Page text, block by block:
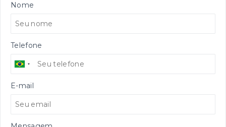
Nome
Telefone
E-mail